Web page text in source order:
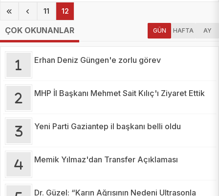
11 12(current)
ÇOK OKUNANLAR GÜN HAFTA AY
Erhan Deniz Güngen'e zorlu görev
MHP İl Başkanı Mehmet Sait Kılıç'ı Ziyaret Ettik
Yeni Parti Gaziantep il başkanı belli oldu
Memik Yılmaz'dan Transfer Açıklaması
Dr. Güzel: “Karın Ağrısının Nedeni Ultrasonla